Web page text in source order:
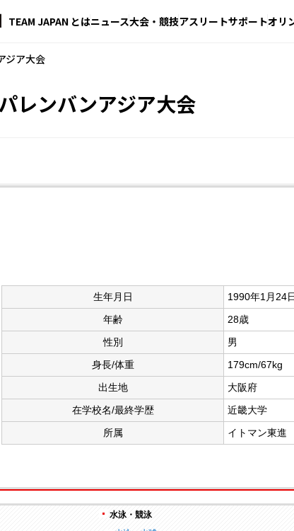
TEAM JAPAN とはニュース大会・競技アスリートサポートオリ
ジア大会
レンバンアジア大会
生年月日
1990年1月24
年齢
28歳
性別
男
身長/体重
179cm/67kg
出生地
大阪府
在学校名/最終学歴
近畿大学
所属
イトマン東進
水泳・競泳